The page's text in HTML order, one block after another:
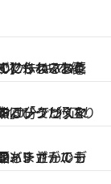
る「クリスマスシーズンにぴったりな白ワイン煮」レシピ
限定品、まさかのカニ食べ放題も!?